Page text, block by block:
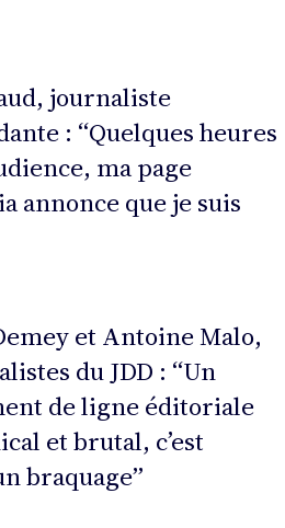
journaliste
: “Quelques heures
ma page
annonce que je suis
et Antoine Malo,
du JDD : “Un
de ligne éditoriale
et brutal, c’est
braquage”